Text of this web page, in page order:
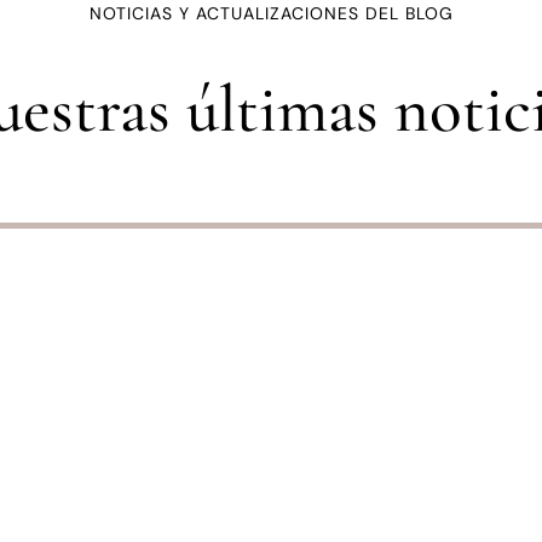
NOTICIAS Y ACTUALIZACIONES DEL BLOG
últimas